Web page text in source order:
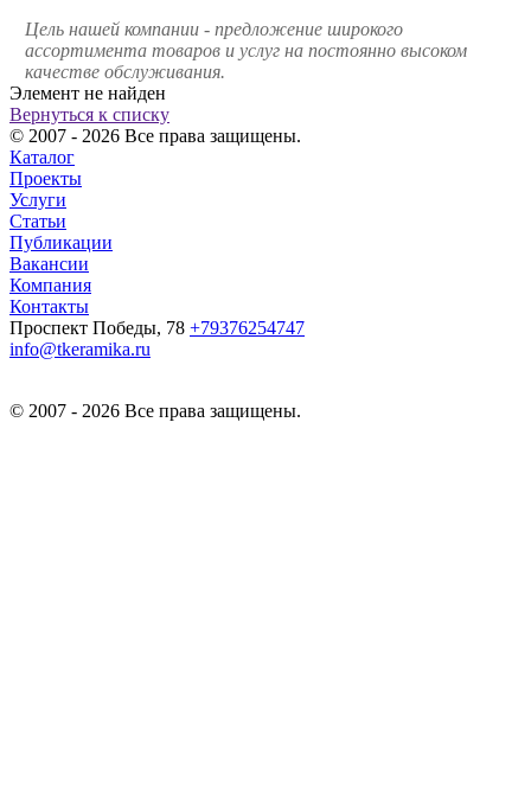
Цель нашей компании - предложение широкого
ассортимента товаров и услуг на постоянно высоком
качестве обслуживания.
Элемент не найден
Вернуться к списку
© 2007 - 2026 Все права защищены.
Каталог
Проекты
Услуги
Статьи
Публикации
Вакансии
Компания
Контакты
Проспект Победы, 78 +79376254747
info@tkeramika.ru
© 2007 - 2026 Все права защищены.